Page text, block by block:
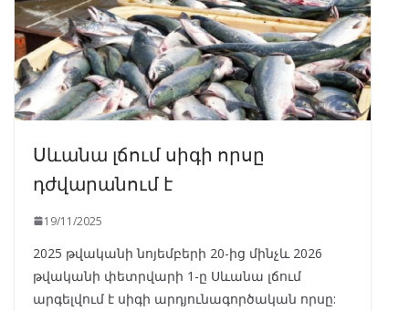
Սևանա լճում սիգի որսը
դժվարանում է
19/11/2025
2025 թվականի նոյեմբերի 20-ից մինչև 2026
թվականի փետրվարի 1-ը Սևանա լճում
արգելվում է սիգի արդյունագործական որսը: